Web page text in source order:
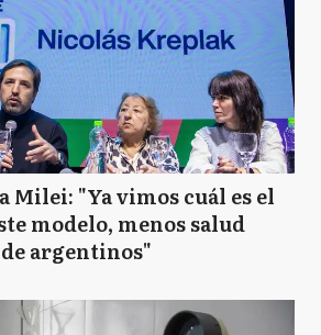
Milei: "Ya vimos cuál es el
modelo, menos salud
argentinos"